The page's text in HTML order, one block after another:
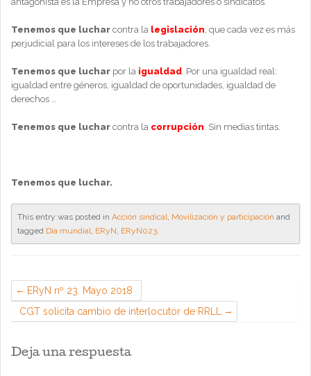
Tenemos que luchar contra la legislación, que cada vez es más
perjudicial para los intereses de los trabajadores.
Tenemos que luchar por la igualdad. Por una igualdad real:
igualdad entre géneros, igualdad de oportunidades, igualdad de
derechos …
Tenemos que luchar contra la corrupción. Sin medias tintas.
Tenemos que luchar.
This entry was posted in Acción sindical, Movilización y participación and
tagged Día mundial, ERyN, ERyN023.
ERyN nº 23. Mayo 2018
CGT solicita cambio de interlocutor de RRLL
Deja una respuesta